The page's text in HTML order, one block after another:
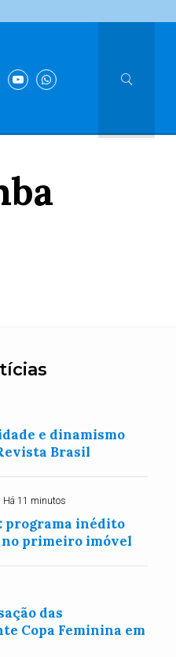
e dinamismo
Brasil
Há 11 minutos
programa inédito
primeiro imóvel
das
Copa Feminina em